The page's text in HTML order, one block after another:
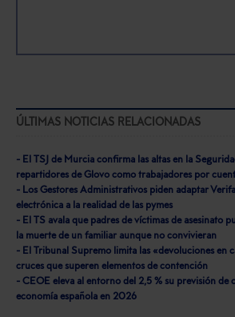
ÚLTIMAS NOTICIAS RELACIONADAS
- El TSJ de Murcia confirma las altas en la
repartidores de Glovo como trabajadores por
- Los Gestores Administrativos piden adaptar
electrónica a la realidad de las pymes
- El TS avala que padres de víctimas de asesinato
la muerte de un familiar aunque no convivieran
- El Tribunal Supremo limita las «devoluciones en
cruces que superen elementos de contención
- CEOE eleva al entorno del 2,5 % su previsión de
economía española en 2026